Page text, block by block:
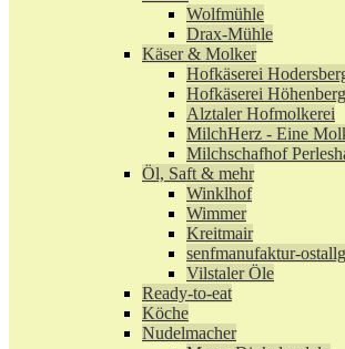
Wolfmühle
Drax-Mühle
Käser & Molker
Hofkäserei
Hofkäserei Höhenberg
Alztaler Hofmolkerei
MilchHerz - Eine
Milchschafhof
Öl, Saft & mehr
Winklhof
Wimmer
Kreitmair
senfmanufaktur-
Vilstaler Öle
Ready-to-eat
Köche
Nudelmacher